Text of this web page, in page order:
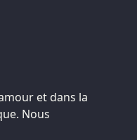
et dans la
Nous